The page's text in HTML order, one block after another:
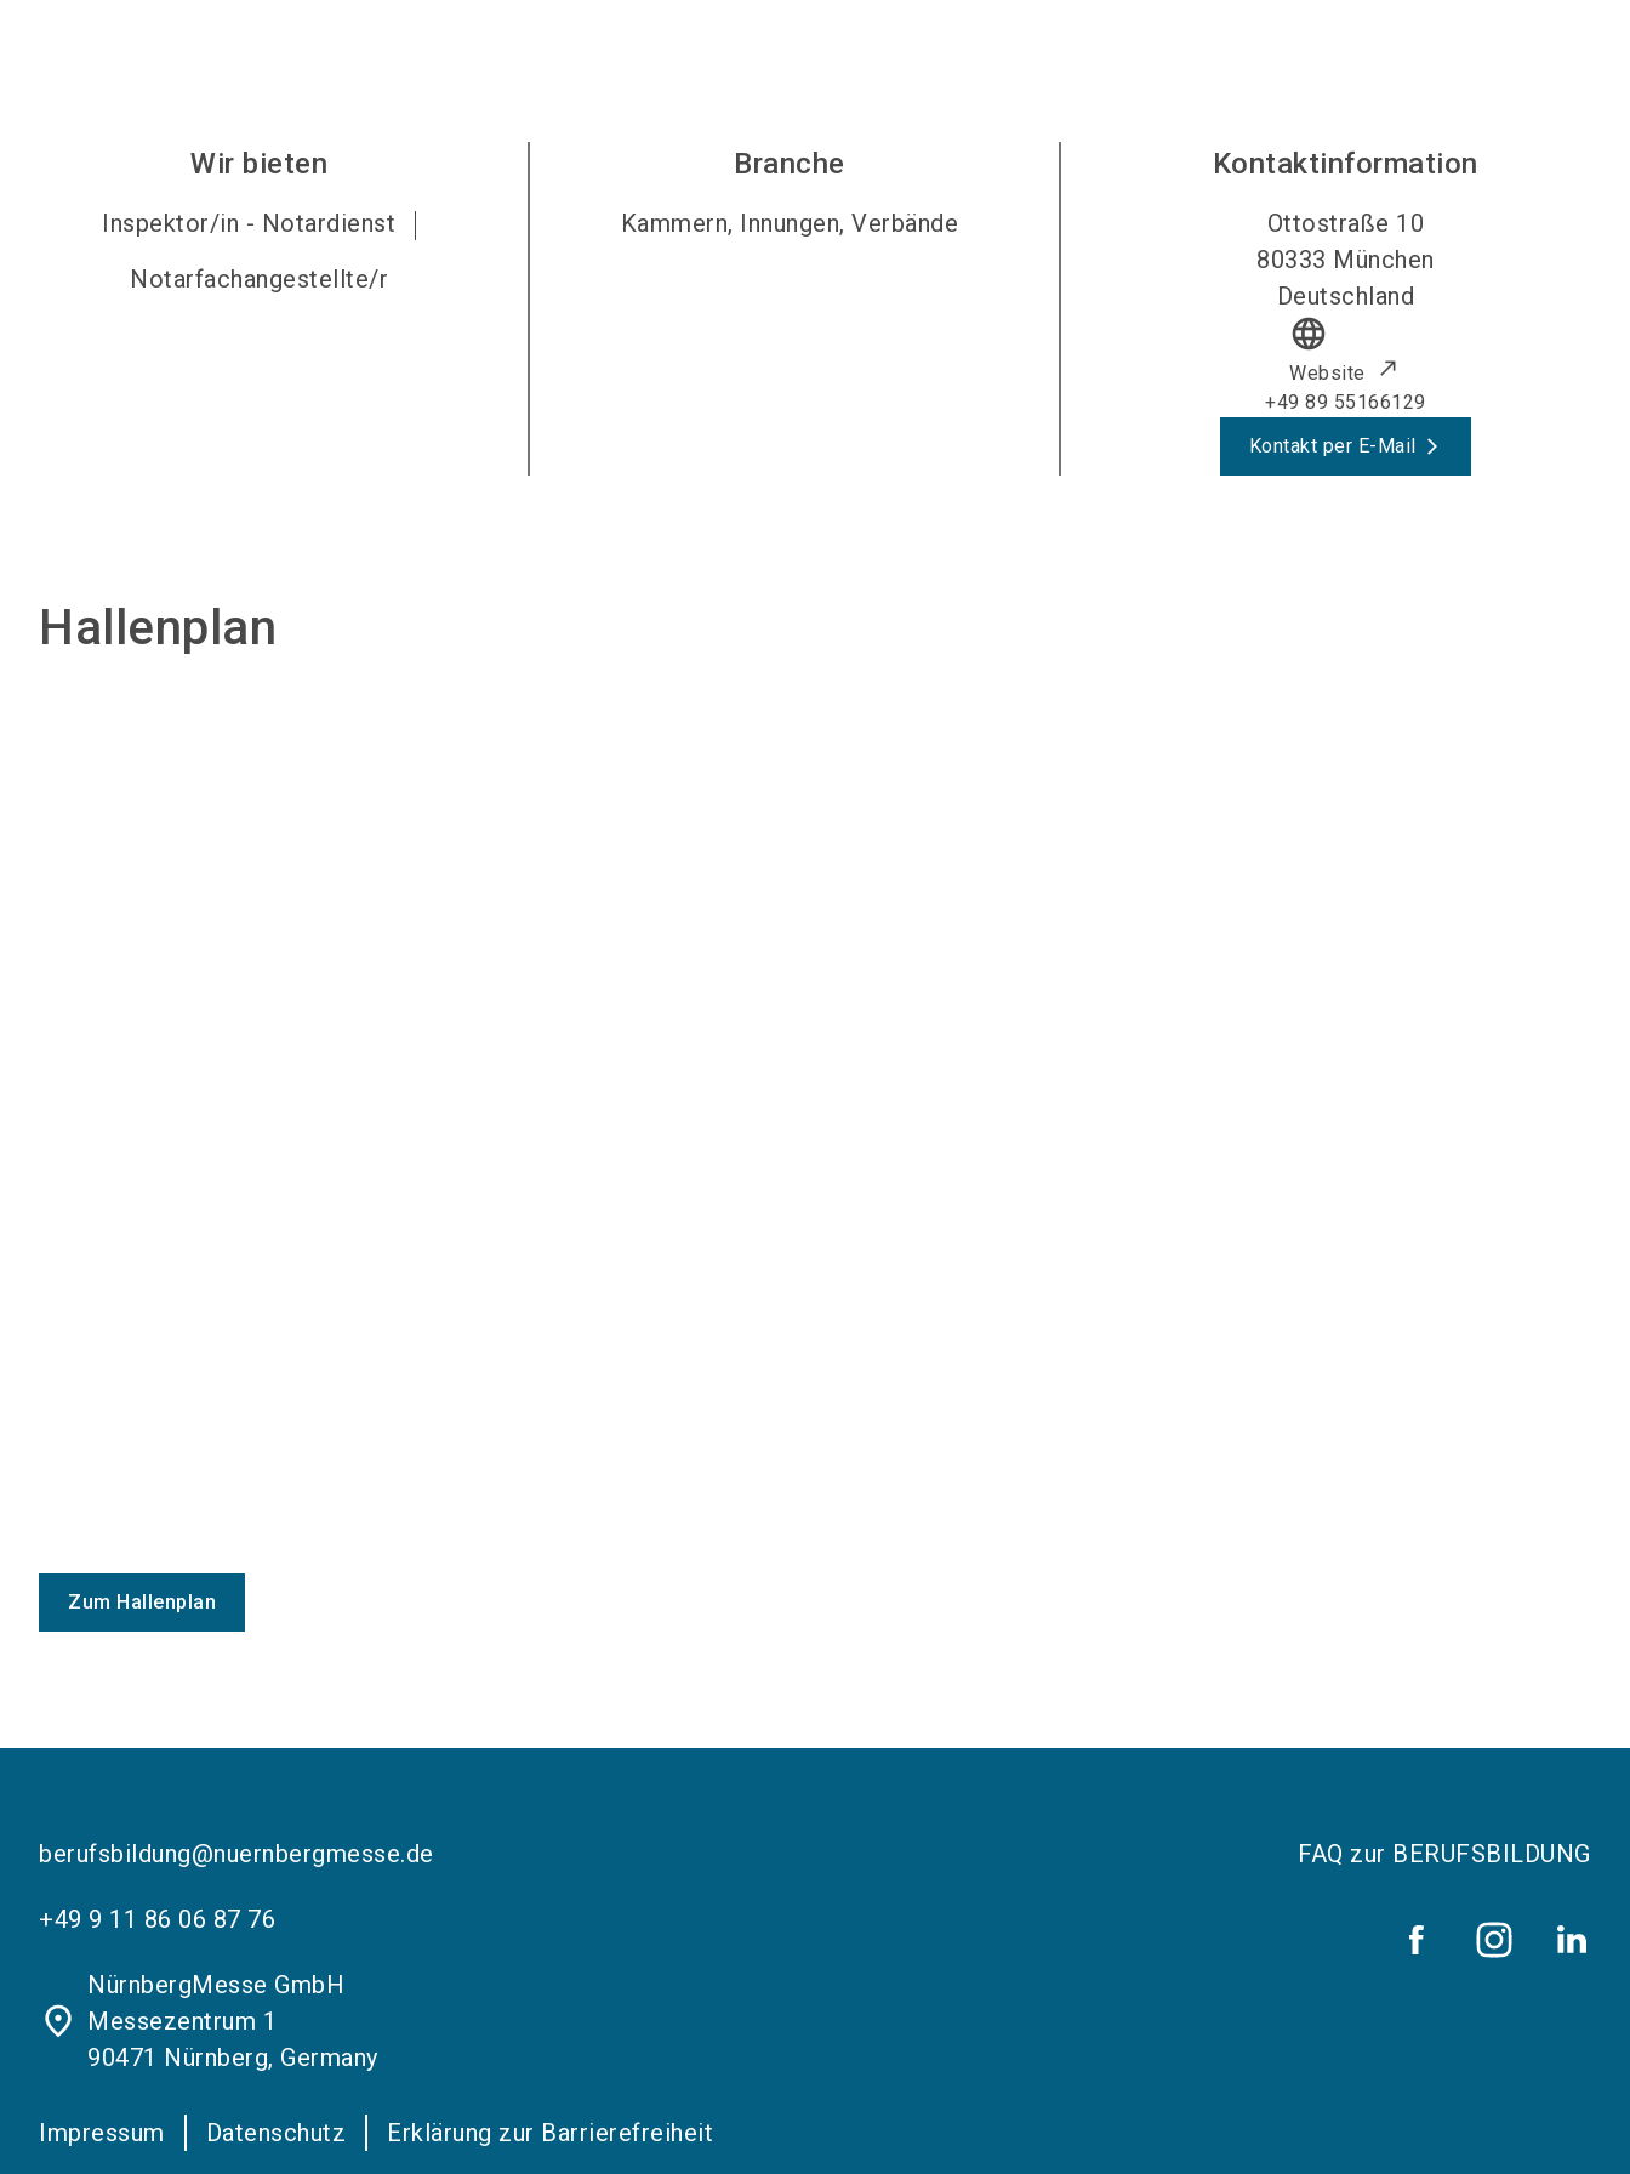
Wir bieten
Inspektor/in - Notardienst
Notarfachangestellte/r
Branche
Kammern, Innungen, Verbände
Kontaktinformation
Ottostraße 10
80333 München
Deutschland
language
Website
+49 89 55166129
Kontakt per E-Mail
Hallenplan
Zum Hallenplan
berufsbildung@nuernbergmesse.de
+49 9 11 86 06 87 76
place
NürnbergMesse GmbH
Messezentrum 1
90471 Nürnberg, Germany
Impressum Datenschutz Erklärung zur Barrierefreiheit
FAQ zur BERUFSBILDUNG